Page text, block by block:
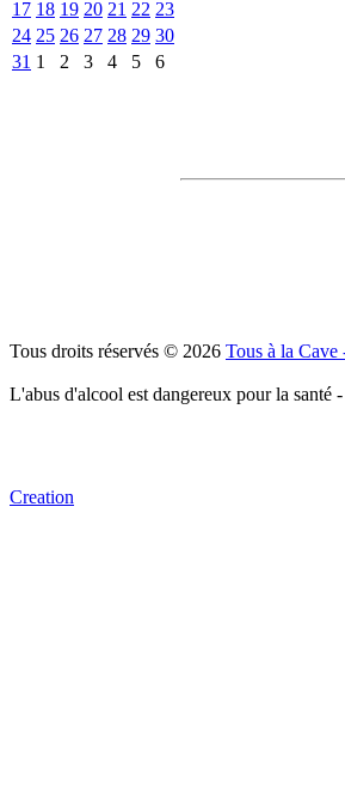
17 18 19 20 21 22 23
24 25 26 27 28 29 30
31 1 2 3 4 5 6
Tous droits réservés © 2026 Tous à la Cave
L'abus d'alcool est dangereux pour la santé
Creation